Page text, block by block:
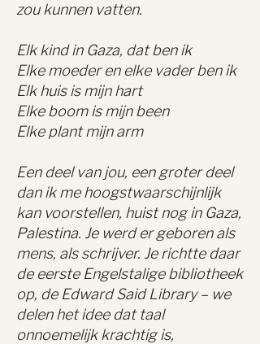
zou kunnen vatten.
Elk kind in Gaza, dat ben ik
Elke moeder en elke vader ben ik
Elk huis is mijn hart
Elke boom is mijn been
Elke plant mijn arm
Een deel van jou, een groter deel
dan ik me hoogstwaarschijnlijk
kan voorstellen, huist nog in Gaza,
Palestina. Je werd er geboren als
mens, als schrijver. Je richtte daar
de eerste Engelstalige bibliotheek
op, de Edward Said Library – we
delen het idee dat taal
onnoemelijk krachtig is,